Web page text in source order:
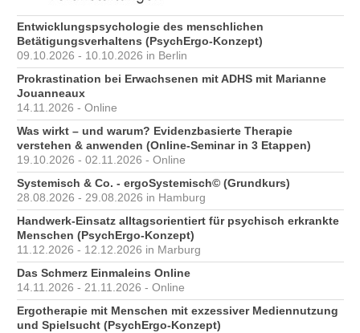
Entwicklungspsychologie des menschlichen
Betätigungsverhaltens (PsychErgo-Konzept)
09.10.2026 - 10.10.2026 in Berlin
Prokrastination bei Erwachsenen mit ADHS mit Marianne
Jouanneaux
14.11.2026 - Online
Was wirkt – und warum? Evidenzbasierte Therapie
verstehen & anwenden (Online-Seminar in 3 Etappen)
19.10.2026 - 02.11.2026 - Online
Systemisch & Co. - ergoSystemisch© (Grundkurs)
28.08.2026 - 29.08.2026 in Hamburg
Handwerk-Einsatz alltagsorientiert für psychisch erkrankte
Menschen (PsychErgo-Konzept)
11.12.2026 - 12.12.2026 in Marburg
Das Schmerz Einmaleins Online
14.11.2026 - 21.11.2026 - Online
Ergotherapie mit Menschen mit exzessiver Mediennutzung
und Spielsucht (PsychErgo-Konzept)